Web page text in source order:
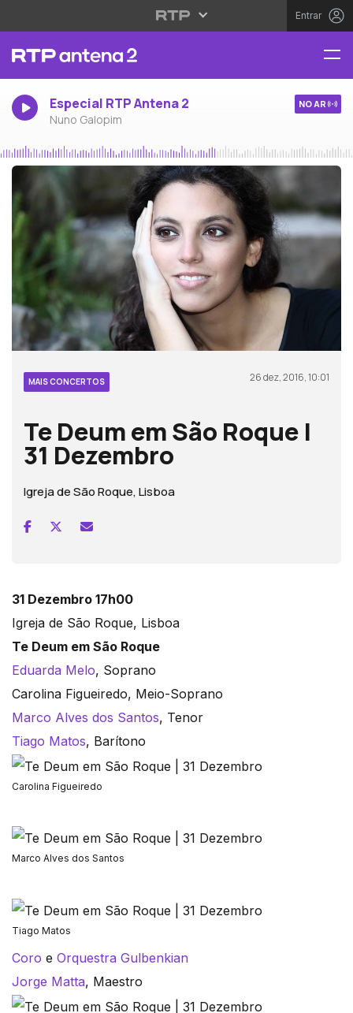
Entrar
Especial RTP Antena 2
Nuno Galopim
NO AR
MAIS CONCERTOS 26 dez, 2016, 10:01
Te Deum em São Roque |
31 Dezembro
Igreja de São Roque, Lisboa
31 Dezembro 17h00
Igreja de São Roque, Lisboa
Te Deum em São Roque
Eduarda Melo, Soprano
Carolina Figueiredo, Meio-Soprano
Marco Alves dos Santos, Tenor
Tiago Matos, Barítono
Carolina Figueiredo
Marco Alves dos Santos
Tiago Matos
Coro e Orquestra Gulbenkian
Jorge Matta, Maestro